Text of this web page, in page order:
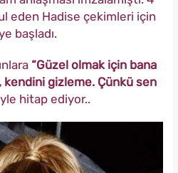
eden Hadise çekimleri için
başladı.
“Güzel olmak için bana
gizleme. Çünkü sen
hitap ediyor..